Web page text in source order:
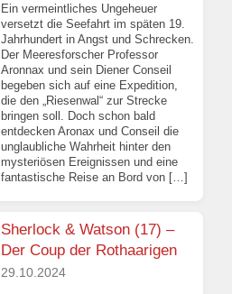
Ein vermeintliches Ungeheuer
versetzt die Seefahrt im späten 19.
Jahrhundert in Angst und Schrecken.
Der Meeresforscher Professor
Aronnax und sein Diener Conseil
begeben sich auf eine Expedition,
die den „Riesenwal“ zur Strecke
bringen soll. Doch schon bald
entdecken Aronax und Conseil die
unglaubliche Wahrheit hinter den
mysteriösen Ereignissen und eine
fantastische Reise an Bord von […]
Sherlock & Watson (17) –
Der Coup der Rothaarigen
29.10.2024